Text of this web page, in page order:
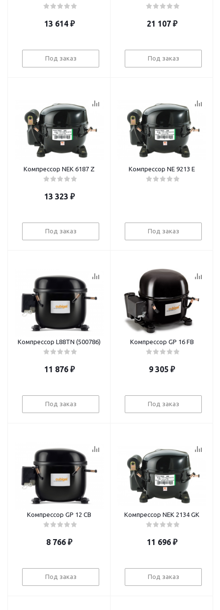
13 614₽
Под заказ
21 107₽
Под заказ
Компрессор NEK 6187 Z
13 323 ₽
Под заказ
Компрессор NE 9213 Е
Под заказ
Компрессор L88TN (500786)
11 876₽
Под заказ
Компрессор GP 16 FB
9 305 ₽
Под заказ
Компрессор GP 12 CB
8 766 ₽
Под заказ
Компрессор NEK 2134 GK
11 696₽
Под заказ